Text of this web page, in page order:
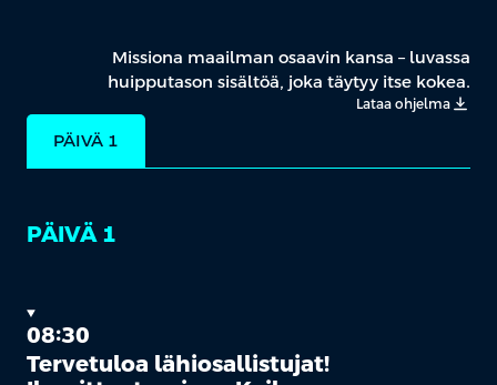
Missiona maailman osaavin kansa – luvassa
huipputason sisältöä, joka täytyy itse kokea.
Lataa ohjelma
PÄIVÄ 1
PÄIVÄ 1
08:30
Tervetuloa lähiosallistujat!